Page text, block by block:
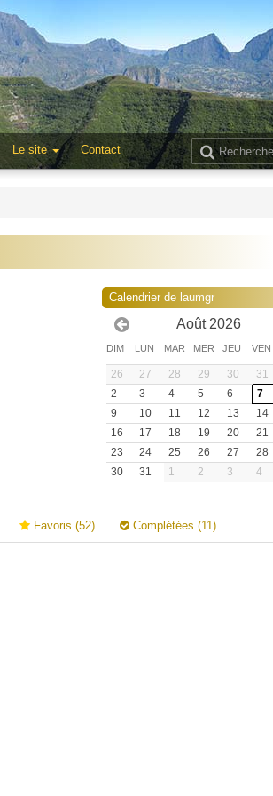
Le site Contact
Calendrier de laumgr
Août 2026
DIM LUN MAR MER JEU VEN
26 27 28 29 30 31
2
3 4 5 6 7
9
10 11 12 13 14
16
17 18 19 20 21
23
24 25 26 27 28
30
31 1 2 3 4
Favoris (52) Complétées (11)